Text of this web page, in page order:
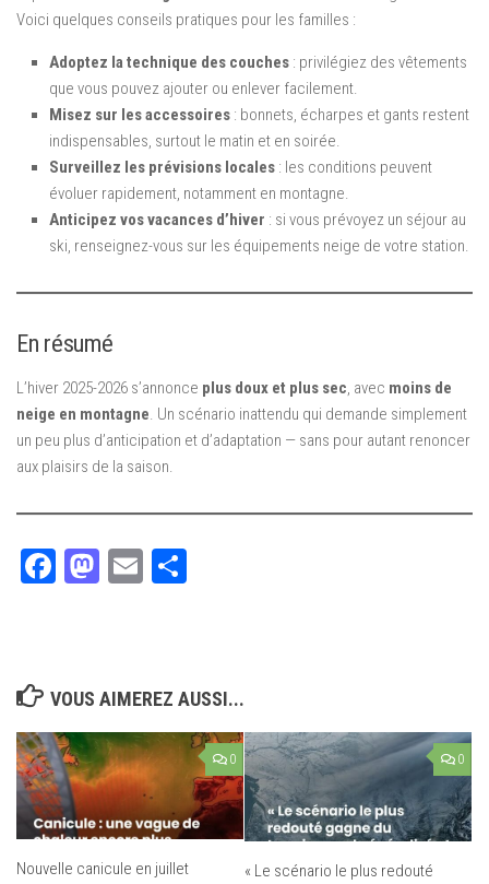
Voici quelques conseils pratiques pour les familles :
Adoptez la technique des couches : privilégiez des vêtements
que vous pouvez ajouter ou enlever facilement.
Misez sur les accessoires : bonnets, écharpes et gants restent
indispensables, surtout le matin et en soirée.
Surveillez les prévisions locales : les conditions peuvent
évoluer rapidement, notamment en montagne.
Anticipez vos vacances d’hiver : si vous prévoyez un séjour au
ski, renseignez-vous sur les équipements neige de votre station.
En résumé
L’hiver 2025-2026 s’annonce plus doux et plus sec, avec moins de
neige en montagne. Un scénario inattendu qui demande simplement
un peu plus d’anticipation et d’adaptation — sans pour autant renoncer
aux plaisirs de la saison.
Facebook
Mastodon
Email
VOUS AIMEREZ AUSSI...
0
Nouvelle canicule en juillet
0
« Le scénario le plus redouté